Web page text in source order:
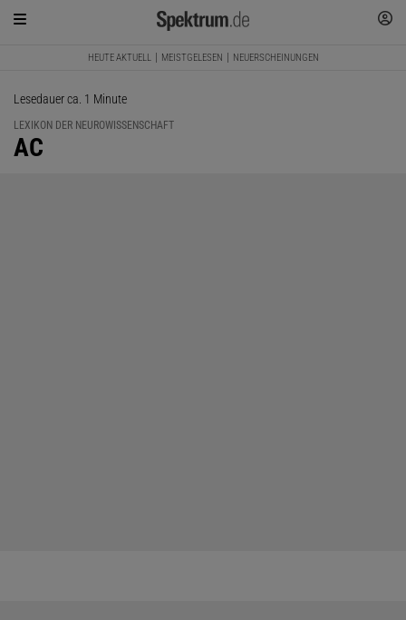
HEUTE AKTUELL MEISTGELESEN NEUERSCHEINUNGEN
Lesedauer ca. 1 Minute
LEXIKON DER NEUROWISSENSCHAFT
:
AC